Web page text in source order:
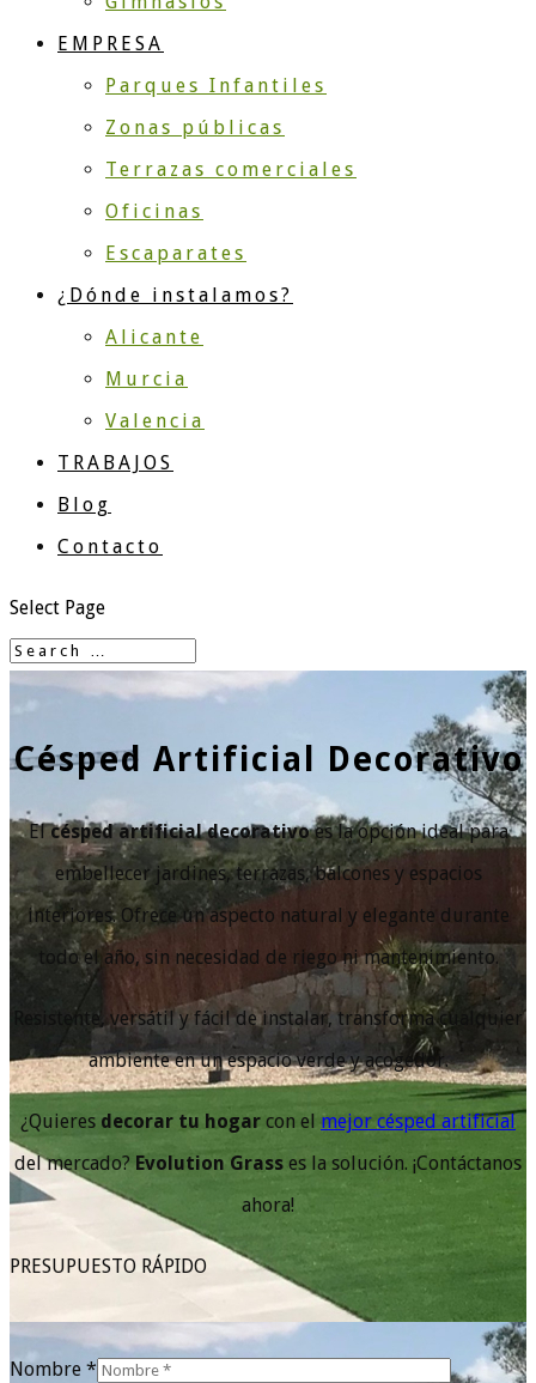
EMPRESA
Parques Infantiles
Zonas públicas
Terrazas comerciales
Oficinas
Escaparates
¿Dónde instalamos?
Alicante
Murcia
Valencia
TRABAJOS
Blog
Contacto
Select Page
Césped Artificial Decorativo
Elcésped artificial decorativoes la opción ideal para
embellecer jardines, terrazas, balcones y espacios
interiores. Ofrece un aspecto natural y elegante durante
todo el año, sin necesidad de riego ni mantenimiento.
Resistente, versátil y fácil de instalar, transforma cualquier
ambiente en un espacio verde y acogedor.
¿Quieres decorar tu hogar con el mejor césped artificial
del mercado? Evolution Grass es la solución. ¡Contáctanos
ahora!
PRESUPUESTO RÁPIDO
Nombre *